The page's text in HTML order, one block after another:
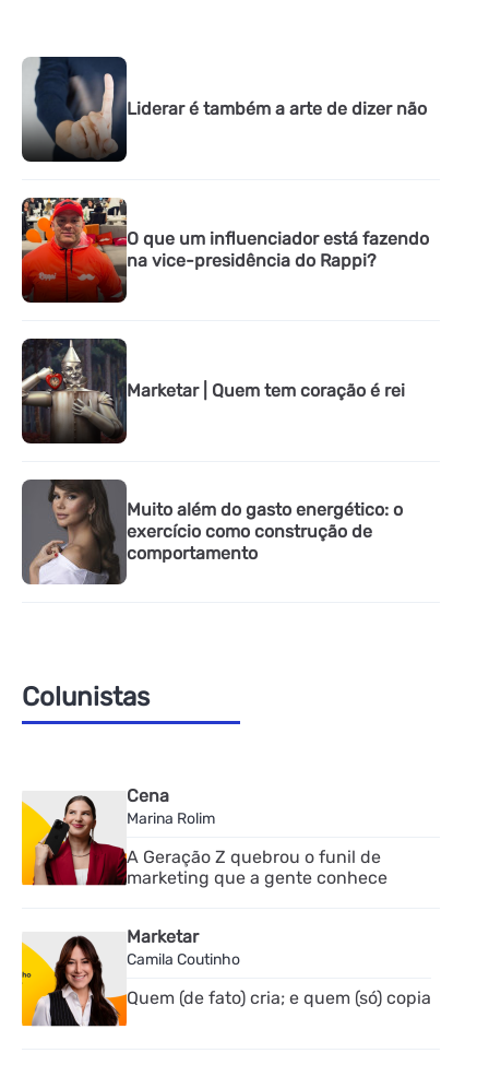
Liderar é também a arte de dizer não
O que um influenciador está fazendo
na vice-presidência do Rappi?
Marketar | Quem tem coração é rei
Muito além do gasto energético: o
exercício como construção de
comportamento
Colunistas
Cena
Marina Rolim
A Geração Z quebrou o funil de
marketing que a gente conhece
Marketar
Camila Coutinho
Quem (de fato) cria; e quem (só) copia